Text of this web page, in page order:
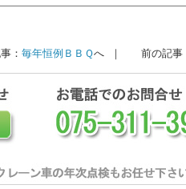
： 毎年恒例ＢＢＱへ ｜ 前の記事